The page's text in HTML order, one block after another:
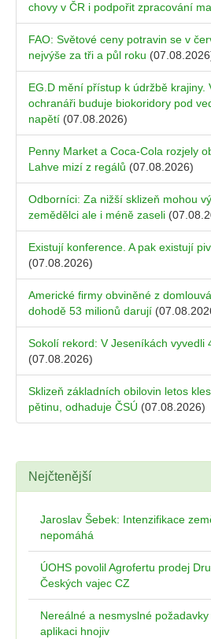
chovy v ČR i podpořit zpracování
FAO: Světové ceny potravin se v
nejvýše za tři a půl roku
EG.D mění přístup k údržbě krajiny.
ochranáři buduje biokoridory pod
napětí (07.08.2026)
Penny Market a Coca-Cola rozjely
Lahve mizí z regálů (07.08.2026)
Odborníci: Za nižší sklizeň mohou
zemědělci ale i méně zaseli
Existují konference. A pak existují
(07.08.2026)
Americké firmy obviněné z
dohodě 53 milionů darují
Sokolí rekord: V Jeseníkách vyvedli
(07.08.2026)
Sklizeň základních obilovin letos
pětinu, odhaduje ČSÚ (07.08.2026)
Nejčtenější
Jaroslav Šebek: Intenzifikace
nepomáhá
ÚOHS povolil Agrofertu prodej
Českých vajec CZ
Nereálné a nesmyslné
aplikaci hnojiv